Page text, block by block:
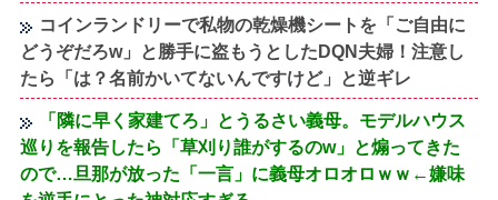
コインランドリーで私物の乾燥機シートを「ご自由に
どうぞだろw」と勝手に盗もうとしたDQN夫婦！注意し
たら「は？名前かいてないんですけど」と逆ギレ
「隣に早く家建てろ」とうるさい義母。モデルハウス
巡りを報告したら「草刈り誰がするのw」と煽ってきた
ので…旦那が放った「一言」に義母オロオロｗｗ←嫌味